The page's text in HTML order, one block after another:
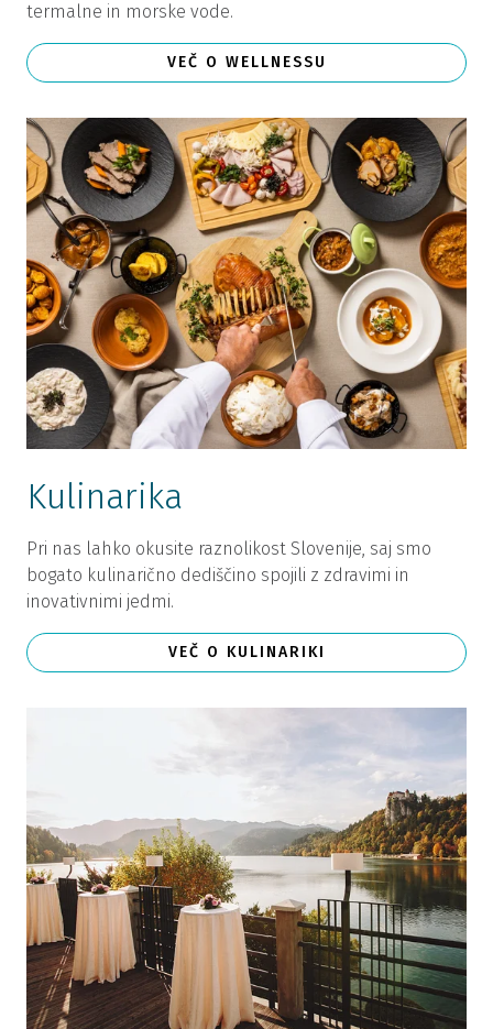
termalne in morske vode.
VEČ O WELLNESSU
Kulinarika
Pri nas lahko okusite raznolikost Slovenije, saj smo
bogato kulinarično dediščino spojili z zdravimi in
inovativnimi jedmi.
VEČ O KULINARIKI